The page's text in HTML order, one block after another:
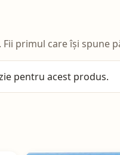
primul care își spune
pentru acest produs.